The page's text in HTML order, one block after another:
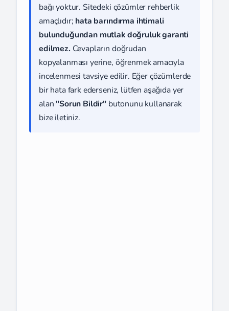
bağı yoktur. Sitedeki çözümler rehberlik
amaçlıdır; hata barındırma ihtimali
bulunduğundan mutlak doğruluk garanti
edilmez. Cevapların doğrudan
kopyalanması yerine, öğrenmek amacıyla
incelenmesi tavsiye edilir. Eğer çözümlerde
bir hata fark ederseniz, lütfen aşağıda yer
alan "Sorun Bildir" butonunu kullanarak
bize iletiniz.